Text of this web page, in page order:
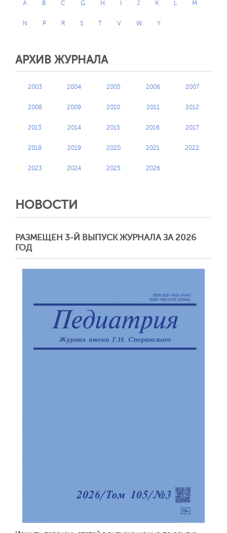
A B C G H J K L M
N P R S T V W Y
АРХИВ ЖУРНАЛА
2003 2004 2005 2006 2007
2008 2009 2010 2011 2012
2013 2014 2015 2016 2017
2018 2019 2020 2021 2022
2023 2024 2025 2026
НОВОСТИ
РАЗМЕЩЕН 3-Й ВЫПУСК ЖУРНАЛА ЗА 2026
ГОД